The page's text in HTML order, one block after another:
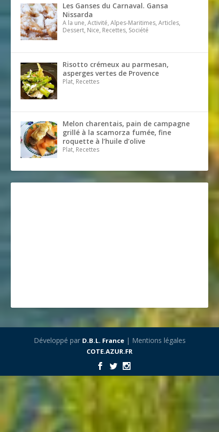
Les Ganses du Carnaval. Gansa
Nissarda
A la une, Activité, Alpes-Maritimes, Articles,
Dessert, Nice, Recettes, Société
Risotto crémeux au parmesan,
asperges vertes de Provence
Plat, Recettes
Melon charentais, pain de campagne
grillé à la scamorza fumée, fine
roquette à l’huile d’olive
Plat, Recettes
Développé par D.B.L. France| Mentions légales
COTE.AZUR.FR